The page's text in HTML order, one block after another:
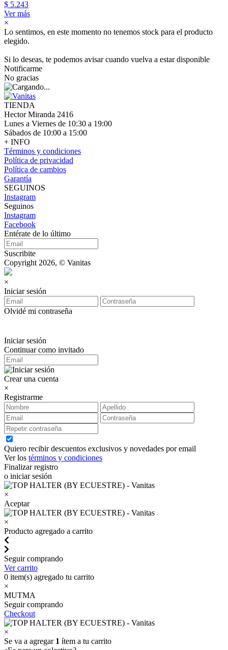
$ 5.243
Ver más
×
Lo sentimos, en este momento no tenemos stock para el producto
elegido.
Si lo deseas, te podemos avisar cuando vuelva a estar disponible
Notificarme
No gracias
TIENDA
Hector Miranda 2416
Lunes a Viernes de 10:30 a 19:00
Sábados de 10:00 a 15:00
+ INFO
Términos y condiciones
Política de privacidad
Política de cambios
Garantía
SEGUINOS
Instagram
Seguinos
Instagram
Facebook
Entérate de lo último
Suscribite
Copyright 2026, © Vanitas
×
Iniciar sesión
Olvidé mi contraseña
Iniciar sesión
Continuar como invitado
Crear una cuenta
×
Registrarme
Quiero recibir descuentos exclusivos y novedades por email
Ver los términos y condiciones
Finalizar registro
o iniciar sesión
×
Aceptar
×
Producto agregado a carrito
Seguir comprando
Ver carrito
0 item(s) agregado tu carrito
×
MUTMA
Seguir comprando
Checkout
×
Se va a agregar 1 ítem a tu carrito